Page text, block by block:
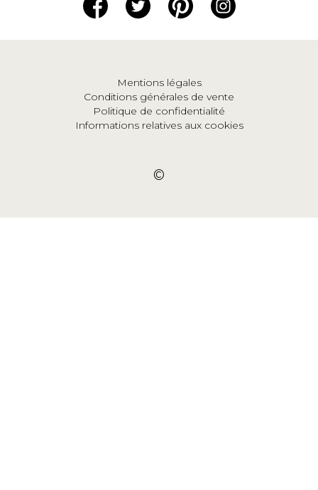
Mentions légales
Conditions générales de vente
Politique de confidentialité
Informations relatives aux cookies
©